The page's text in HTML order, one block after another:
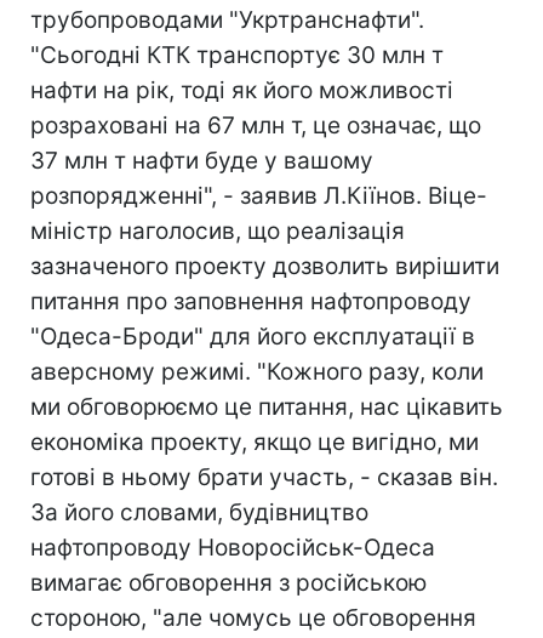
трубопроводами "Укртранснафти".
"Сьогодні КТК транспортує 30 млн т
нафти на рік, тоді як його можливості
розраховані на 67 млн т, це означає, що
37 млн т нафти буде у вашому
розпорядженні", - заявив Л.Кіїнов. Віце-
міністр наголосив, що реалізація
зазначеного проекту дозволить вирішити
питання про заповнення нафтопроводу
"Одеса-Броди" для його експлуатації в
аверсному режимі. "Кожного разу, коли
ми обговорюємо це питання, нас цікавить
економіка проекту, якщо це вигідно, ми
готові в ньому брати участь, - сказав він.
За його словами, будівництво
нафтопроводу Новоросійськ-Одеса
вимагає обговорення з російською
стороною, "але чомусь це обговорення